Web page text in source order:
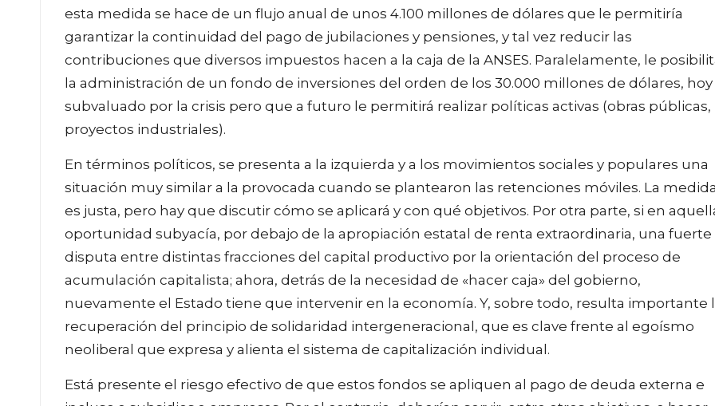
esta medida se hace de un flujo anual de unos 4.100 millones de dólares que le permitiría
garantizar la continuidad del pago de jubilaciones y pensiones, y tal vez reducir las
contribuciones que diversos impuestos hacen a la caja de la ANSES. Paralelamente, le
la administración de un fondo de inversiones del orden de los 30.000 millones de dólares, hoy
subvaluado por la crisis pero que a futuro le permitirá realizar políticas activas (obras públicas,
proyectos industriales).
En términos políticos, se presenta a la izquierda y a los movimientos sociales y populares una
situación muy similar a la provocada cuando se plantearon las retenciones móviles. La
es justa, pero hay que discutir cómo se aplicará y con qué objetivos. Por otra parte, si en
oportunidad subyacía, por debajo de la apropiación estatal de renta extraordinaria, una fuerte
disputa entre distintas fracciones del capital productivo por la orientación del proceso de
acumulación capitalista; ahora, detrás de la necesidad de «hacer caja» del gobierno,
nuevamente el Estado tiene que intervenir en la economía. Y, sobre todo, resulta importante
recuperación del principio de solidaridad intergeneracional, que es clave frente al egoísmo
neoliberal que expresa y alienta el sistema de capitalización individual.
Está presente el riesgo efectivo de que estos fondos se apliquen al pago de deuda externa e